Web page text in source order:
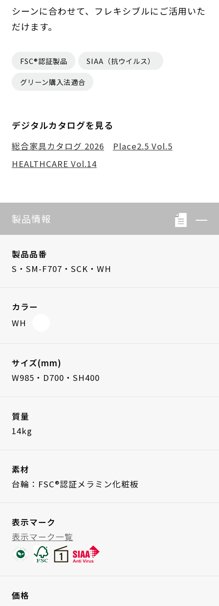
シーンに合わせて、フレキシブルにご活用いた
だけます。
FSC®認証製品 SIAA（抗ウイルス）
グリーン購入法適合
デジタルカタログを見る
総合家具カタログ 2026
Place2.5 Vol.5
HEALTHCARE Vol.14
製品情報
製品品番
S・SM-F707・SCK・WH
カラー
WH
サイズ(mm)
W985・D700・SH400
質量
14kg
素材
台輪：FSC®認証メラミン化粧板
表示マーク
表示マーク一覧
価格